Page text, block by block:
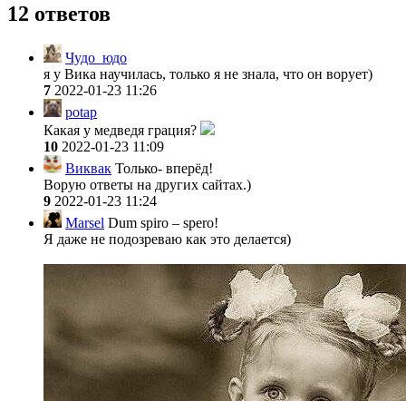
12 ответов
Чудо_юдо
я у Вика научилась, только я не знала, что он ворует)
7 2022-01-23 11:26
potap
Какая у медведя грация?
10 2022-01-23 11:09
Виквак Только- вперёд!
Ворую ответы на других сайтах.)
9 2022-01-23 11:24
Marsel Dum spiro – spero!
Я даже не подозреваю как это делается)